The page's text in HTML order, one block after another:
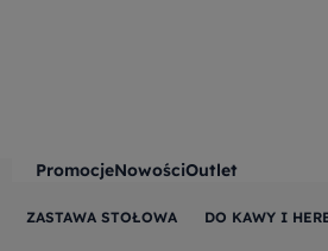
PromocjeNowościOutlet
ZASTAWA STOŁOWA DO KAWY I